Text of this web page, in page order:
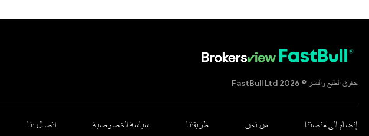
حقوق الطبع والنشر © 2026 FastBull Ltd
إنضام الي منصتنا من نحن طريقتنا سياسة الخصوصية اتصال بنا